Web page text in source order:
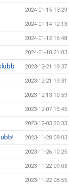
2024-01-15 13:29
2024-01-14 12:13
2024-01-12 16:48
2024-01-10 21:03
2023-12-21 19:37
2023-12-21 19:31
2023-12-13 10:59
2023-12-07 15:45
2023-12-03 20:33
2023-11-28 09:03
2023-11-26 10:25
2023-11-22 09:03
2023-11-22 08:55